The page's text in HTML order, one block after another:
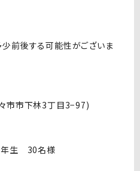
前後する可能性がございま
市市下林3丁目3−97)
年生 30名様